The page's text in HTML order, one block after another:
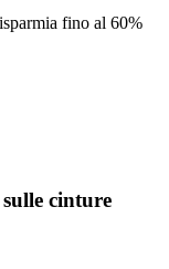
fino al 60%
cinture